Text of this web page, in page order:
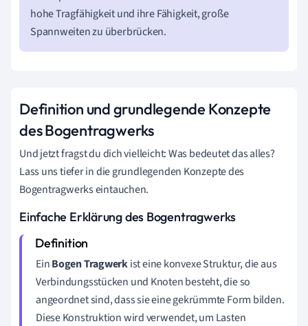
hohe Tragfähigkeit und ihre Fähigkeit, große
Spannweiten zu überbrücken.
Definition und grundlegende Konzepte
des Bogentragwerks
Und jetzt fragst du dich vielleicht: Was bedeutet das alles?
Lass uns tiefer in die grundlegenden Konzepte des
Bogentragwerks eintauchen.
Einfache Erklärung des Bogentragwerks
EinBogen Tragwerkist eine konvexe Struktur, die aus
Verbindungsstücken und Knoten besteht, die so
angeordnet sind, dass sie eine gekrümmte Form bilden.
Diese Konstruktion wird verwendet, um Lasten